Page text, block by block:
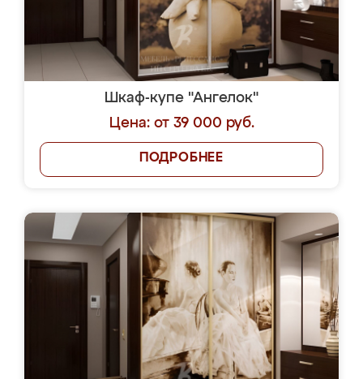
Шкаф-купе "Ангелок"
Цена: от 39 000 руб.
ПОДРОБНЕЕ